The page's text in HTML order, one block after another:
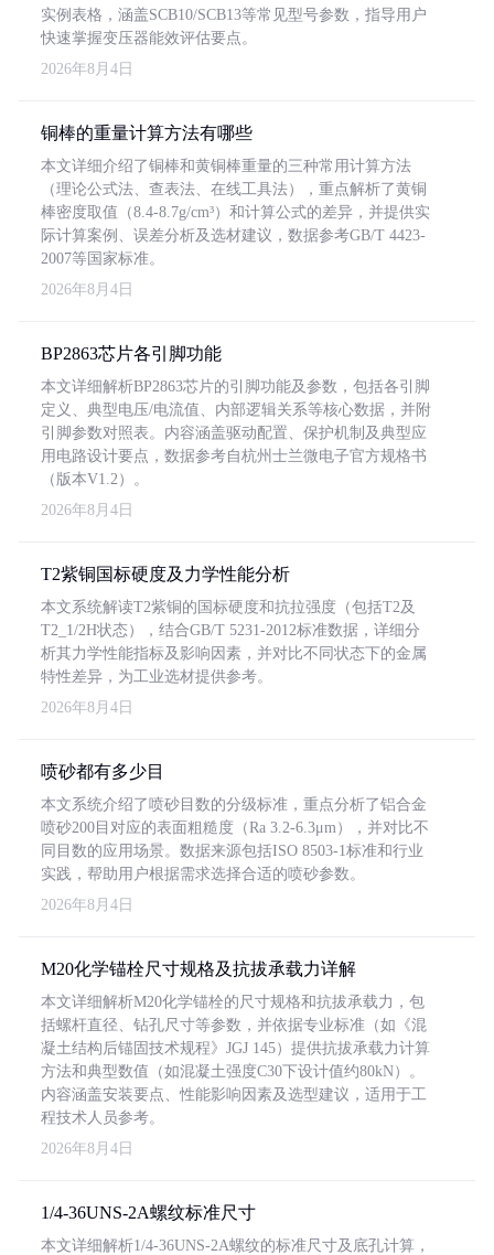
实例表格，涵盖SCB10/SCB13等常见型号参数，指导用户
快速掌握变压器能效评估要点。
2026年8月4日
铜棒的重量计算方法有哪些
本文详细介绍了铜棒和黄铜棒重量的三种常用计算方法
（理论公式法、查表法、在线工具法），重点解析了黄铜
棒密度取值（8.4-8.7g/cm³）和计算公式的差异，并提供实
际计算案例、误差分析及选材建议，数据参考GB/T 4423-
2007等国家标准。
2026年8月4日
BP2863芯片各引脚功能
本文详细解析BP2863芯片的引脚功能及参数，包括各引脚
定义、典型电压/电流值、内部逻辑关系等核心数据，并附
引脚参数对照表。内容涵盖驱动配置、保护机制及典型应
用电路设计要点，数据参考自杭州士兰微电子官方规格书
（版本V1.2）。
2026年8月4日
T2紫铜国标硬度及力学性能分析
本文系统解读T2紫铜的国标硬度和抗拉强度（包括T2及
T2_1/2H状态），结合GB/T 5231-2012标准数据，详细分
析其力学性能指标及影响因素，并对比不同状态下的金属
特性差异，为工业选材提供参考。
2026年8月4日
喷砂都有多少目
本文系统介绍了喷砂目数的分级标准，重点分析了铝合金
喷砂200目对应的表面粗糙度（Ra 3.2-6.3μm），并对比不
同目数的应用场景。数据来源包括ISO 8503-1标准和行业
实践，帮助用户根据需求选择合适的喷砂参数。
2026年8月4日
M20化学锚栓尺寸规格及抗拔承载力详解
本文详细解析M20化学锚栓的尺寸规格和抗拔承载力，包
括螺杆直径、钻孔尺寸等参数，并依据专业标准（如《混
凝土结构后锚固技术规程》JGJ 145）提供抗拔承载力计算
方法和典型数值（如混凝土强度C30下设计值约80kN）。
内容涵盖安装要点、性能影响因素及选型建议，适用于工
程技术人员参考。
2026年8月4日
1/4-36UNS-2A螺纹标准尺寸
本文详细解析1/4-36UNS-2A螺纹的标准尺寸及底孔计算，